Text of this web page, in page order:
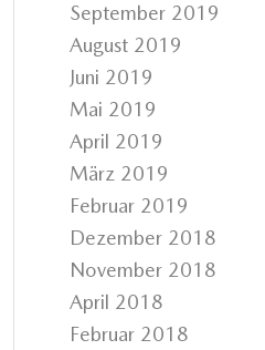
September 2019
August 2019
Juni 2019
Mai 2019
April 2019
März 2019
Februar 2019
Dezember 2018
November 2018
April 2018
Februar 2018